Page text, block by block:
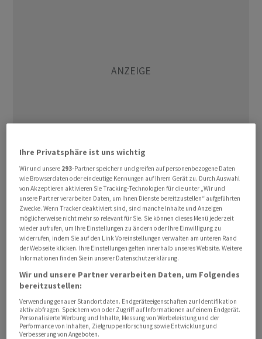
In den vergangenen Wochen haben die Erdölpreise
deutlich zugelegt. Ausschlaggebend sind vor allem
Angebotseinschränkungen durch grosse Förderländer,
allen voran Saudi-Arabien und Russland. Viele Fachleute
gehen für die zweite Jahreshälfte von einem
unzureichenden Rohölangebot aus. Derartige Sorgen
stellen zurzeit die Furcht vor einer spürbaren
konjunkturellen Abkühlung in den Schatten./bgf/mis
Ihre Privatsphäre ist uns wichtig
Wir und unsere 293-Partner speichern und greifen auf personenbezogene Daten
wie Browserdaten oder eindeutige Kennungen auf Ihrem Gerät zu. Durch Auswahl
von Akzeptieren aktivieren Sie Tracking-Technologien für die unter „Wir und
unsere Partner verarbeiten Daten, um Ihnen Dienste bereitzustellen“ aufgeführten
Zwecke. Wenn Tracker deaktiviert sind, sind manche Inhalte und Anzeigen
möglicherweise nicht mehr so relevant für Sie. Sie können dieses Menü jederzeit
wieder aufrufen, um Ihre Einstellungen zu ändern oder Ihre Einwilligung zu
widerrufen, indem Sie auf den Link Voreinstellungen verwalten am unteren Rand
der Webseite klicken. Ihre Einstellungen gelten innerhalb unseres Website. Weitere
Informationen finden Sie in unserer Datenschutzerklärung.
Wir und unsere Partner verarbeiten Daten, um Folgendes
bereitzustellen:
Verwendung genauer Standortdaten. Endgeräteeigenschaften zur Identifikation
aktiv abfragen. Speichern von oder Zugriff auf Informationen auf einem Endgerät.
Personalisierte Werbung und Inhalte, Messung von Werbeleistung und der
Performance von Inhalten, Zielgruppenforschung sowie Entwicklung und
Verbesserung von Angeboten.